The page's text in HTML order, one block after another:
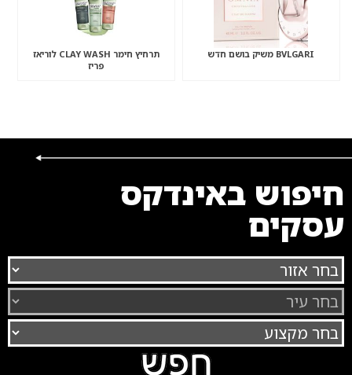
BVLGARI משיק בושם חדש
תרחיץ חימר CLAY WASH לוריאז
פריז
חיפוש באינדקס
עסקים